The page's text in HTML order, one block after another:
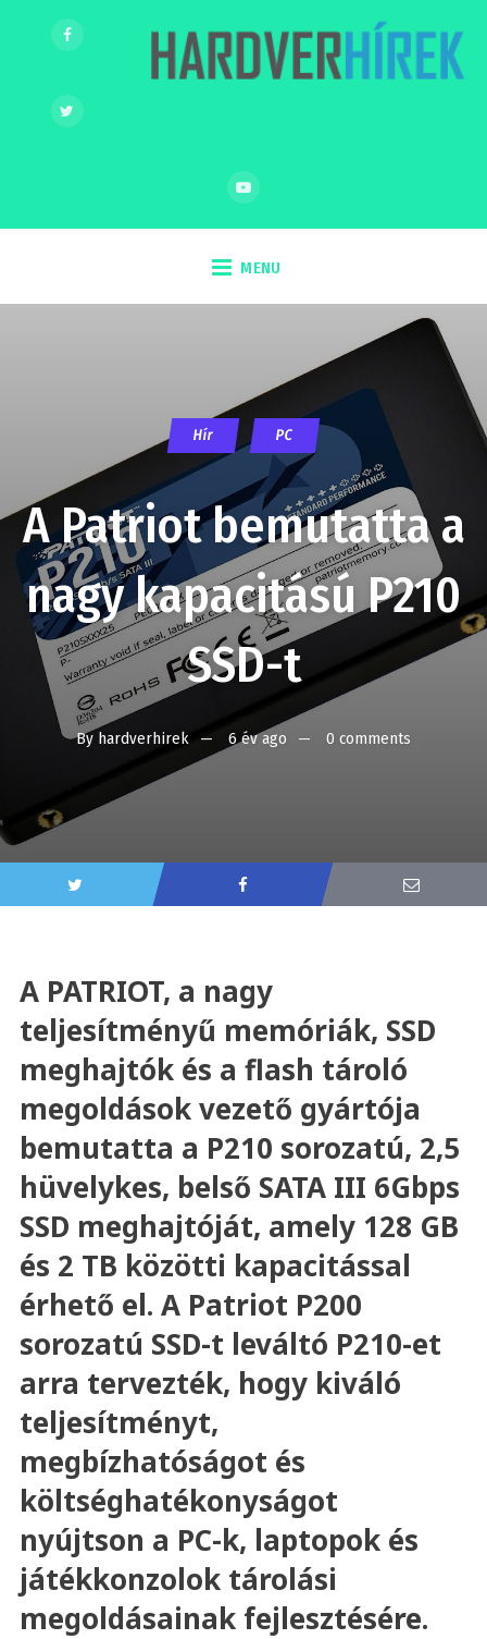
MENU
Hír PC
A Patriot bemutatta a
nagy kapacitású P210
SSD-t
By hardverhirek 6 év ago 0 comments
A PATRIOT, a nagy
teljesítményű memóriák, SSD
meghajtók és a flash tároló
megoldások vezető gyártója
bemutatta a P210 sorozatú, 2,5
hüvelykes, belső SATA III 6Gbps
SSD meghajtóját, amely 128 GB
és 2 TB közötti kapacitással
érhető el. A Patriot P200
sorozatú SSD-t leváltó P210-et
arra tervezték, hogy kiváló
teljesítményt,
megbízhatóságot és
költséghatékonyságot
nyújtson a PC-k, laptopok és
játékkonzolok tárolási
megoldásainak fejlesztésére.